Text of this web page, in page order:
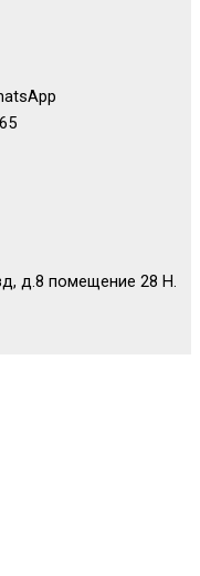
д.8 помещение 28 Н.